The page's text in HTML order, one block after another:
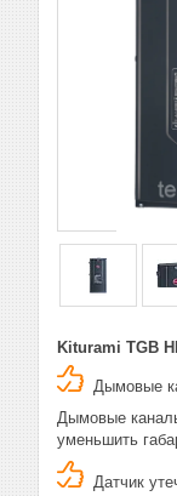
Kiturami TGB
Дымовые
Дымовые
уменьшить
Датчик